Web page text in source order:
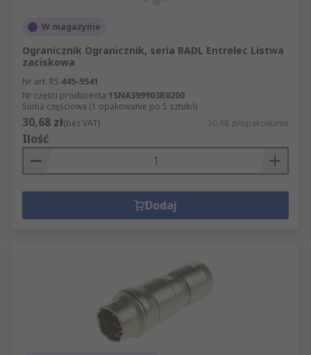
W magazynie
Ogranicznik Ogranicznik, seria BADL Entrelec Listwa
zaciskowa
Nr art. RS 445-9541
Nr części producenta 1SNA399903R0200
Suma częściowa (1 opakowanie po 5 sztuk/i)
30,68 zł(bez VAT) 30,68 zł/opakowanie
Ilość
Dodaj